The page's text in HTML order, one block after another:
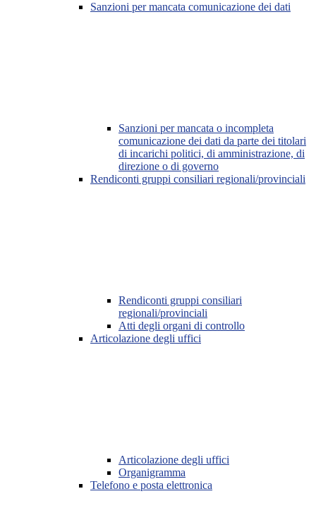
Sanzioni per mancata comunicazione dei dati
Sanzioni per mancata o incompleta
comunicazione dei dati da parte dei titolari
di incarichi politici, di amministrazione, di
direzione o di governo
Rendiconti gruppi consiliari regionali/provinciali
Rendiconti gruppi consiliari
regionali/provinciali
Atti degli organi di controllo
Articolazione degli uffici
Articolazione degli uffici
Organigramma
Telefono e posta elettronica